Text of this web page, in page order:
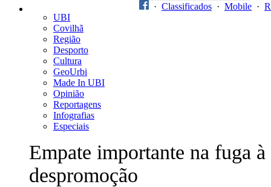
· Classificados · Mobile ·
UBI
Covilhã
Região
Desporto
Cultura
GeoUrbi
Made In UBI
Opinião
Reportagens
Infografias
Especiais
Empate importante na fuga à
despromoção